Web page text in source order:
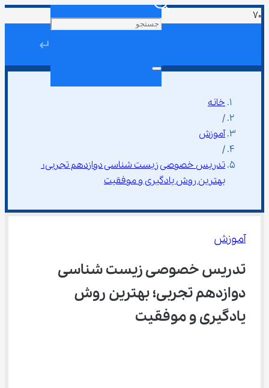
↵
خانه
/
آموزش
/
تدریس خصوصی زیست شناسی دوازدهم تجربی؛
بهترین روش یادگیری و موفقیت
آموزش
تدریس خصوصی زیست شناسی
دوازدهم تجربی؛ بهترین روش
یادگیری و موفقیت